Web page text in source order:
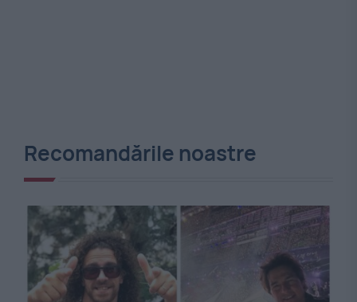
Recomandările noastre